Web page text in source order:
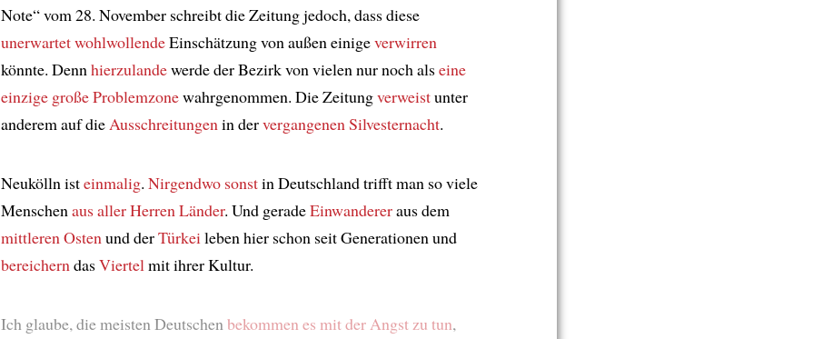
Note“ vom 28. November schreibt die Zeitung jedoch, dass diese
unerwartetwohlwollendeEinschätzung von außen einigeverwirren
könnte. Dennhierzulandewerde der Bezirk von vielen nur noch alseine
einzige große Problemzonewahrgenommen. Die Zeitungverweistunter
anderem auf dieAusschreitungenin dervergangenen Silvesternacht.
Neukölln isteinmalig. Nirgendwo sonstin Deutschland trifft man so viele
Menschenaus aller Herren Länder. Und geradeEinwandereraus dem
mittleren Ostenund derTürkeileben hier schon seit Generationen und
bereicherndasViertelmit ihrer Kultur.
Ich glaube, die meisten Deutschenbekommen es mit der Angst zu tun,